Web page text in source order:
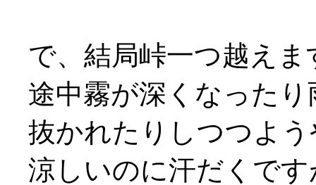
で、結局峠一つ越え
途中霧が深くなった
抜かれたりしつつよ
涼しいのに汗だくで